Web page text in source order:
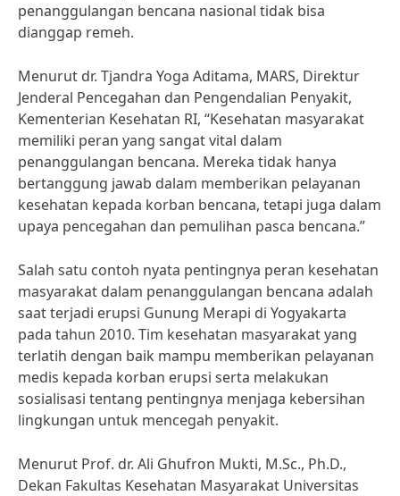
penanggulangan bencana nasional tidak bisa
dianggap remeh.
Menurut dr. Tjandra Yoga Aditama, MARS, Direktur
Jenderal Pencegahan dan Pengendalian Penyakit,
Kementerian Kesehatan RI, “Kesehatan masyarakat
memiliki peran yang sangat vital dalam
penanggulangan bencana. Mereka tidak hanya
bertanggung jawab dalam memberikan pelayanan
kesehatan kepada korban bencana, tetapi juga dalam
upaya pencegahan dan pemulihan pasca bencana.”
Salah satu contoh nyata pentingnya peran kesehatan
masyarakat dalam penanggulangan bencana adalah
saat terjadi erupsi Gunung Merapi di Yogyakarta
pada tahun 2010. Tim kesehatan masyarakat yang
terlatih dengan baik mampu memberikan pelayanan
medis kepada korban erupsi serta melakukan
sosialisasi tentang pentingnya menjaga kebersihan
lingkungan untuk mencegah penyakit.
Menurut Prof. dr. Ali Ghufron Mukti, M.Sc., Ph.D.,
Dekan Fakultas Kesehatan Masyarakat Universitas